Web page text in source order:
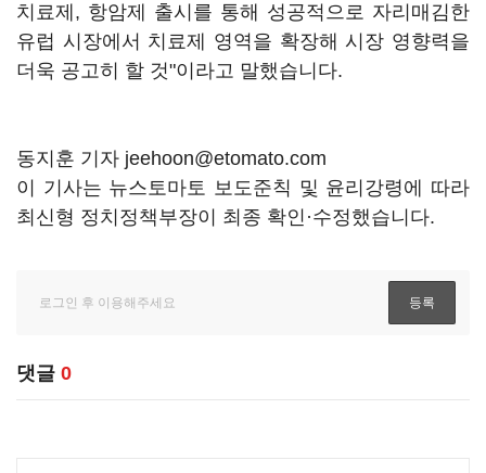
치료제, 항암제 출시를 통해 성공적으로 자리매김한
유럽 시장에서 치료제 영역을 확장해 시장 영향력을
더욱 공고히 할 것"이라고 말했습니다.
동지훈 기자 jeehoon@etomato.com
이 기사는 뉴스토마토 보도준칙 및 윤리강령에 따라
최신형 정치정책부장이 최종 확인·수정했습니다.
댓글 0